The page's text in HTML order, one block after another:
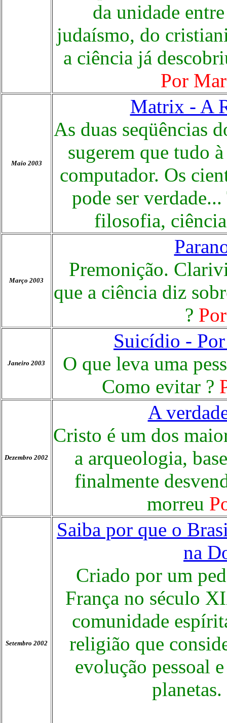
da unidade
judaísmo, do
a ciência já
Por
Maio 2003
Matrix - A
As duas seqüências
sugerem que tudo
computador. Os
pode ser verdade
filosofia,
Março 2003
Premonição.
que a ciência diz
? Por
Janeiro 2003
Suicídio - Por
O que leva uma
Como evitar ?
Dezembro 2002
A
Cristo é um dos
a arqueologia,
finalmente
morreu
Setembro 2002
Saiba por que o
na
Criado por um
França no século
comunidade
religião que
evolução pessoal
planetas.